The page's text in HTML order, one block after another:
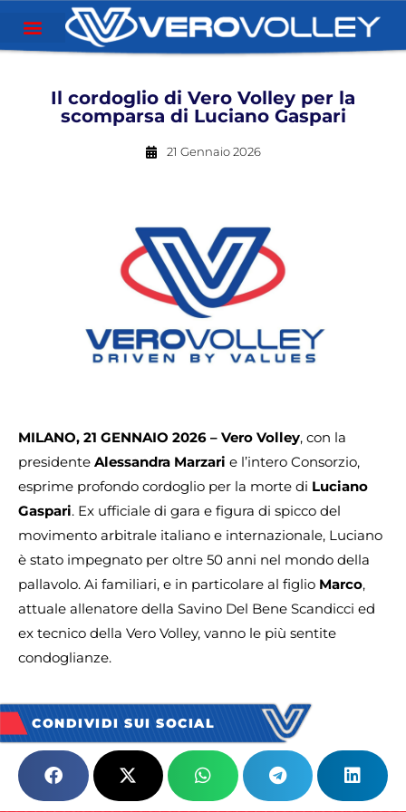
Il cordoglio di Vero Volley per la
scomparsa di Luciano Gaspari
21 Gennaio 2026
MILANO, 21 GENNAIO 2026 – Vero Volley, con la
presidente Alessandra Marzari e l’intero Consorzio,
esprime profondo cordoglio per la morte di Luciano
Gaspari. Ex ufficiale di gara e figura di spicco del
movimento arbitrale italiano e internazionale, Luciano
è stato impegnato per oltre 50 anni nel mondo della
pallavolo. Ai familiari, e in particolare al figlio Marco,
attuale allenatore della Savino Del Bene Scandicci ed
ex tecnico della Vero Volley, vanno le più sentite
condoglianze.
CONDIVIDI SUI SOCIAL